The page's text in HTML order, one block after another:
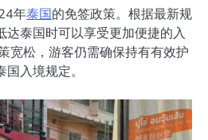
年泰国的免签政策。根据最新规
达泰国时可以享受更加便捷的入
宽松，游客仍需确保持有有效护
入境规定。